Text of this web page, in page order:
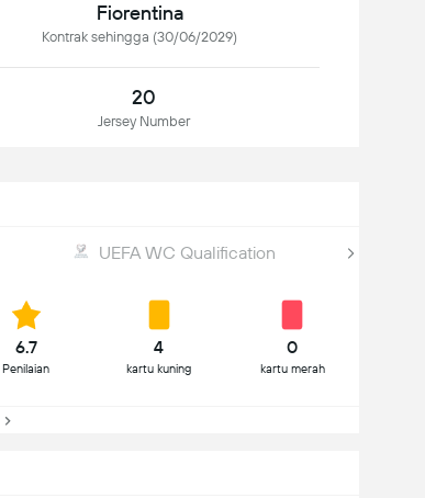
Fiorentina
Kontrak sehingga (30/06/2029)
20
Jersey Number
UEFA WC Qualification
6.7
Penilaian
4
kartu kuning
0
kartu merah